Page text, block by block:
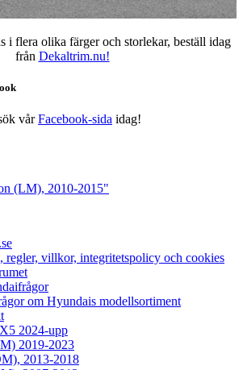
i flera olika färger och storlekar, beställ idag
från Dekaltrim.nu!
vårFacebook-sida idag!
(LM), 2010-2015"
villkor, integritetspolicy och cookies
om Hyundais modellsortiment
2024-upp
2019-2023
2013-2018